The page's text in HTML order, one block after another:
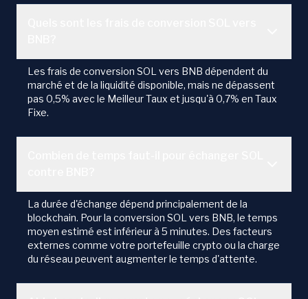
Les frais de conversion SOL vers BNB dépendent du
marché et de la liquidité disponible, mais ne dépassent
pas 0,5% avec le Meilleur Taux et jusqu'à 0,7% en Taux
Fixe.
La durée d'échange dépend principalement de la
blockchain. Pour la conversion SOL vers BNB, le temps
moyen estimé est inférieur à 5 minutes. Des facteurs
externes comme votre portefeuille crypto ou la charge
du réseau peuvent augmenter le temps d'attente.